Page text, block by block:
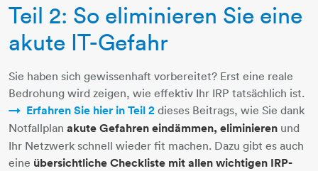
person-lupe-daumen
Teil 2: So eliminieren Sie eine
akute IT-Gefahr
Sie haben sich gewissenhaft vorbereitet? Erst eine reale
Bedrohung wird zeigen, wie effektiv Ihr IRP tatsächlich ist.
Erfahren Sie hier in Teil 2 dieses Beitrags, wie Sie dank
Notfallplan akute Gefahren eindämmen, eliminieren und
Ihr Netzwerk schnell wieder fit machen. Dazu gibt es auch
eine übersichtliche Checkliste mit allen wichtigen IRP-